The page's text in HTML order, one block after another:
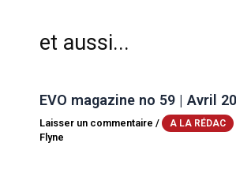
et aussi...
EVO magazine no 59 | Avril
Laisser un commentaire / A LA RÉDAC
Flyne